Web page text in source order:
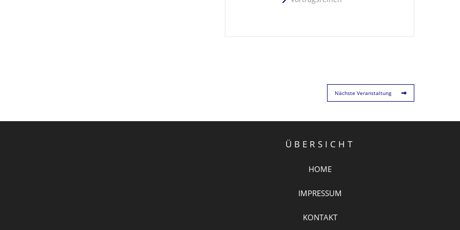
Nächste Veranstaltung
ÜBERSICHT
HOME
IMPRESSUM
KONTAKT